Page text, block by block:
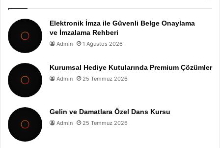
Elektronik İmza ile Güvenli Belge Onaylama
ve İmzalama Rehberi
Admin 1 Ağustos 2026
Kurumsal Hediye Kutularında Premium Çözümler
Admin 25 Temmuz 2026
Gelin ve Damatlara Özel Dans Kursu
Admin 25 Temmuz 2026